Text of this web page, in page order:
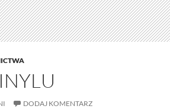
DODAJ KOMENTARZ